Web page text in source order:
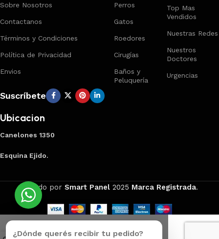
Sobre Nosotros
Contactanos
Términos y Condiciones
Política de Privacidad
Envios
Perros
Gatos
Roedores
Cirugías
Baños y
Peluquería
Top Mas
Vendidos
Nuestras Redes
Nuestros
Doctores
Urgencias
Suscríbete
Ubicacion
Canelones 1350
Esquina Ejido.
Creado por Smart Panel 2025 Marca Registrada.
¿Dónde querés recibir tu pedido?